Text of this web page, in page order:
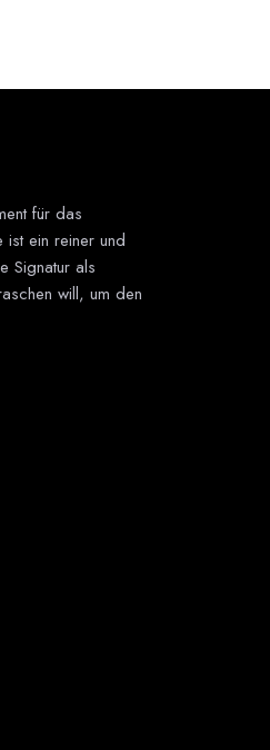
für das
ist ein reiner und
Signatur als
will, um den